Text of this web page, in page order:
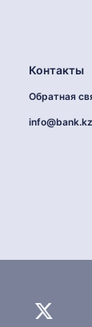
Контакты
Обратная
info@bank.kz